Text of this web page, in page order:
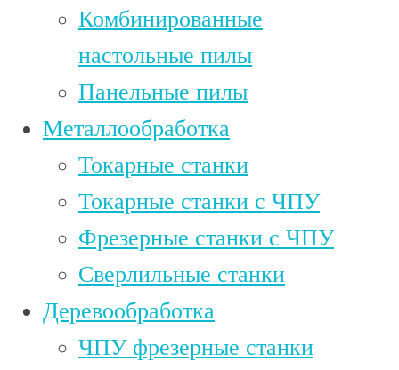
Комбинированные
настольные пилы
Панельные пилы
Металлообработка
Токарные станки
Токарные станки с ЧПУ
Фрезерные станки с ЧПУ
Сверлильные станки
Деревообработка
ЧПУ фрезерные станки